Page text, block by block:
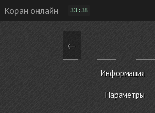
Коран онлайн 33:38
←
Информация
Параметры